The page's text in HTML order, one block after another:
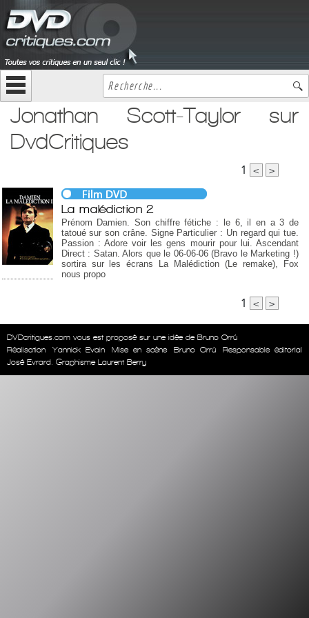
Jonathan Scott-Taylor sur
DvdCritiques
1 < >
La malédiction 2
Prénom Damien. Son chiffre fétiche : le 6, il en a 3 de
tatoué sur son crâne. Signe Particulier : Un regard qui tue.
Passion : Adore voir les gens mourir pour lui. Ascendant
Direct : Satan. Alors que le 06-06-06 (Bravo le Marketing !)
sortira sur les écrans La Malédiction (Le remake), Fox
nous propo
1 < >
DVDcritiques.com vous est proposé sur une idée de Bruno Orrú
Réalisation
Yannick Evain Mise en scène Bruno Orrú
Responsable éditorial
José Evrard. Graphisme Laurent Berry